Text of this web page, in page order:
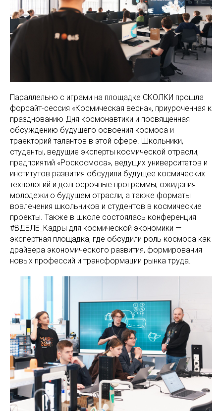
Параллельно с играми на площадке СКОЛКИ прошла
форсайт-сессия «Космическая весна», приуроченная к
празднованию Дня космонавтики и посвященная
обсуждению будущего освоения космоса и
траекторий талантов в этой сфере. Школьники,
студенты, ведущие эксперты космической отрасли,
предприятий «Роскосмоса», ведущих университетов и
институтов развития обсудили будущее космических
технологий и долгосрочные программы, ожидания
молодежи о будущем отрасли, а также форматы
вовлечения школьников и студентов в космические
проекты. Также в школе состоялась конференция
#ВДЕЛЕ_Кадры для космической экономики —
экспертная площадка, где обсудили роль космоса как
драйвера экономического развития, формирования
новых профессий и трансформации рынка труда.